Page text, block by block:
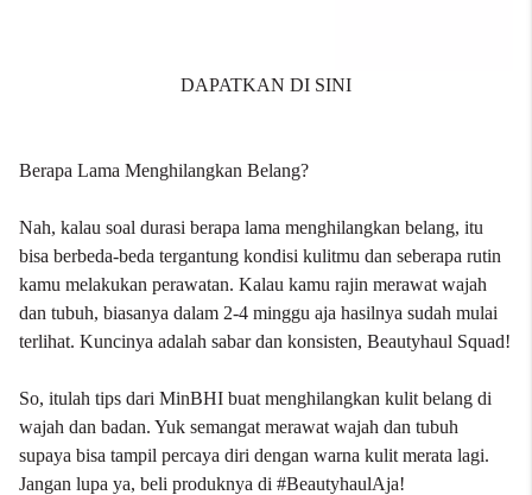
DAPATKAN DI SINI
Berapa Lama Menghilangkan Belang?
Nah, kalau soal durasi berapa lama menghilangkan belang, itu
bisa berbeda-beda tergantung kondisi kulitmu dan seberapa rutin
kamu melakukan perawatan. Kalau kamu rajin merawat wajah
dan tubuh, biasanya dalam 2-4 minggu aja hasilnya sudah mulai
terlihat. Kuncinya adalah sabar dan konsisten, Beautyhaul Squad!
So, itulah tips dari MinBHI buat menghilangkan kulit belang di
wajah dan badan. Yuk semangat merawat wajah dan tubuh
supaya bisa tampil percaya diri dengan warna kulit merata lagi.
Jangan lupa ya, beli produknya di #BeautyhaulAja!